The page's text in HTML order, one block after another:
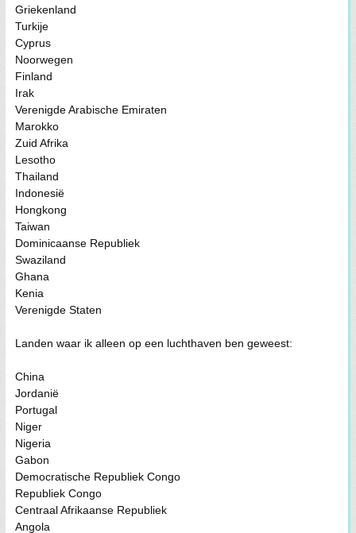
Griekenland
Turkije
Cyprus
Noorwegen
Finland
Irak
Verenigde Arabische Emiraten
Marokko
Zuid Afrika
Lesotho
Thailand
Indonesië
Hongkong
Taiwan
Dominicaanse Republiek
Swaziland
Ghana
Kenia
Verenigde Staten
Landen waar ik alleen op een luchthaven ben geweest:
China
Jordanië
Portugal
Niger
Nigeria
Gabon
Democratische Republiek Congo
Republiek Congo
Centraal Afrikaanse Republiek
Angola